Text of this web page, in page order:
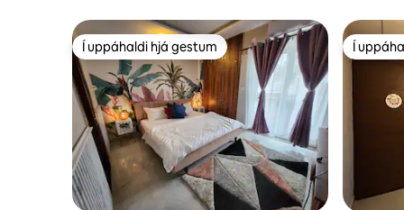
Í uppáhaldi hjá gestum
Í uppáhaldi hjá gestum Í
Í